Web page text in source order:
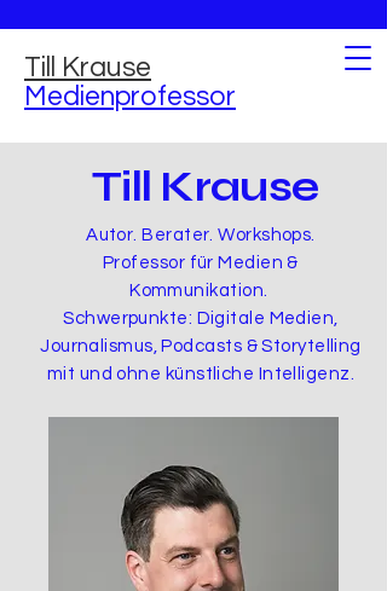
Till Krause
Medienprofessor
Till Krause
Autor. Berater. Workshops.
Professor für Medien &
Kommunikation.
Schwerpunkte: Digitale Medien,
Journalismus, Podcasts & Storytelling
mit und ohne künstliche Intelligenz.